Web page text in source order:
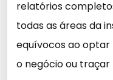
relatórios
todas as áreas da
equívocos ao
o negócio ou traçar